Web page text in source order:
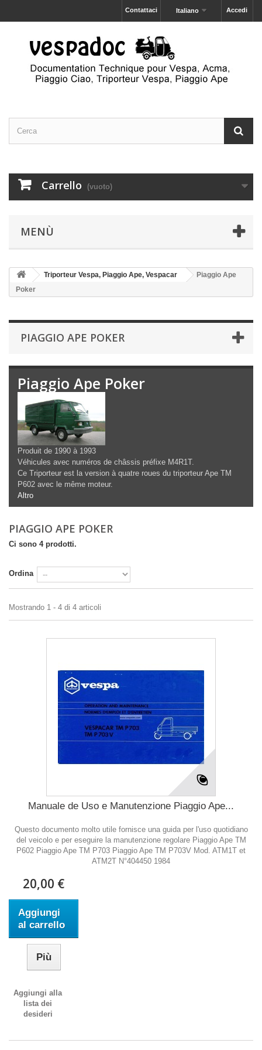
Accedi
Italiano
Contattaci
Carrello (vuoto)
MENÙ
Triporteur Vespa, Piaggio Ape, Vespacar
Piaggio Ape
Poker
PIAGGIO APE POKER
Piaggio Ape Poker
Produit de 1990 à 1993
Véhicules avec numéros de châssis préfixe M4R1T.
Ce Triporteur est la version à quatre roues du triporteur Ape TM
P602 avec le même moteur.
Altro
PIAGGIO APE POKER
Ci sono 4 prodotti.
Ordina
Mostrando 1 - 4 di 4 articoli
Manuale de Uso e Manutenzione Piaggio Ape...
Questo documento molto utile fornisce una guida per l'uso quotidiano
del veicolo e per eseguire la manutenzione regolare Piaggio Ape TM
P602 Piaggio Ape TM P703 Piaggio Ape TM P703V Mod. ATM1T et
ATM2T N°404450 1984
20,00 €
Aggiungi
al carrello
Più
Aggiungi alla
lista dei
desideri